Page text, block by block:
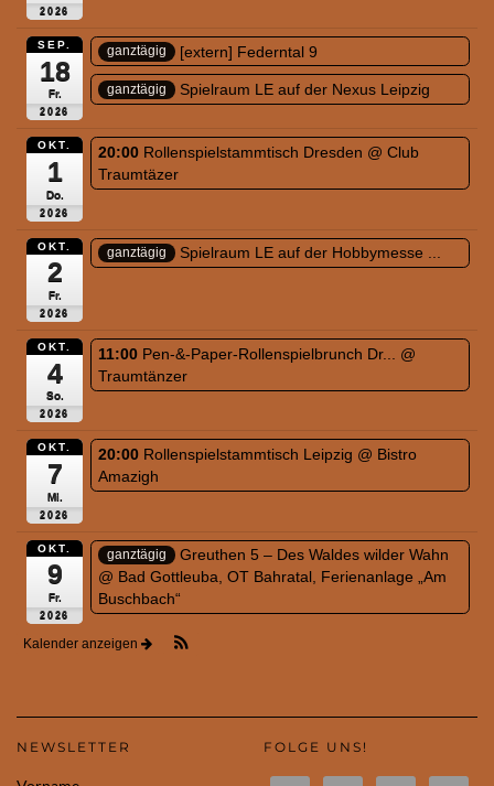
2026
SEP.
18
Fr.
2026
ganztägig [extern] Federntal 9
ganztägig Spielraum LE auf der Nexus Leipzig
OKT.
1
Do.
2026
20:00 Rollenspielstammtisch Dresden @ Club
Traumtäzer
OKT.
2
Fr.
2026
ganztägig Spielraum LE auf der Hobbymesse ...
OKT.
4
So.
2026
11:00 Pen-&-Paper-Rollenspielbrunch Dr... @
Traumtänzer
OKT.
7
Mi.
2026
20:00 Rollenspielstammtisch Leipzig @ Bistro
Amazigh
OKT.
9
Fr.
2026
ganztägig
Greuthen 5 – Des Waldes wilder Wahn
@ Bad Gottleuba, OT Bahratal, Ferienanlage „Am
Buschbach“
Kalender anzeigen
NEWSLETTER FOLGE UNS!